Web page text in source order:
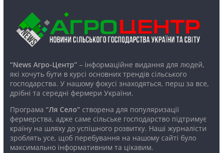
“News Агро-Центр”– інформаційне видання для людей,
які хочуть бути в курсі основних трендів сільського
господарства. У нашому фокусі знаходяться, перш за все,
дрібні та середні фермери України.
Програма “Ля Село”створена для популяризації
фермерства, адже саме сільське господарство підтримує
країну на шляху до успішного розвитку. Наші журналісти
зроблять усе, щоб перебування на нашому сайті було
максимально інформативним та цікавим.